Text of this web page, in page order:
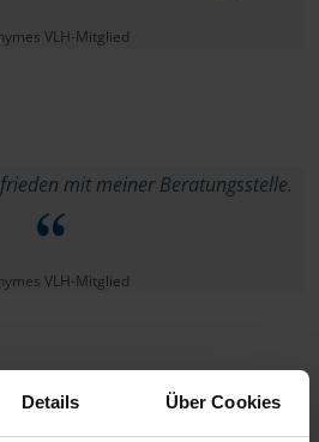
Details Über Cookies
VLH-Mitglied
mit meiner Beratungsstelle.
VLH-Mitglied
bestens betreut!